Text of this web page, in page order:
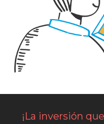
¡La inversión